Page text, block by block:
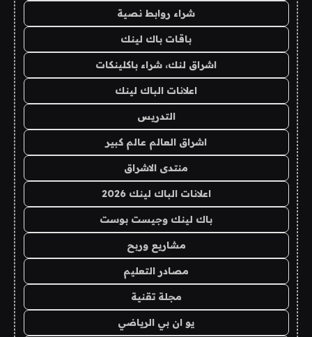
شراء روابط نصية
باقات باك لينك
اشراق لنك، شراء باكلينكات
اعلانات الباك لينك
التدريس
اشراق العالم عالم كبير
منتدى الاشراق
اعلانات الباك لينك 2026
باك لينك وجيست بوست
مشاريع وربح
مصادر التعليم
مجلة تقنية
يو ان بي الرياضي